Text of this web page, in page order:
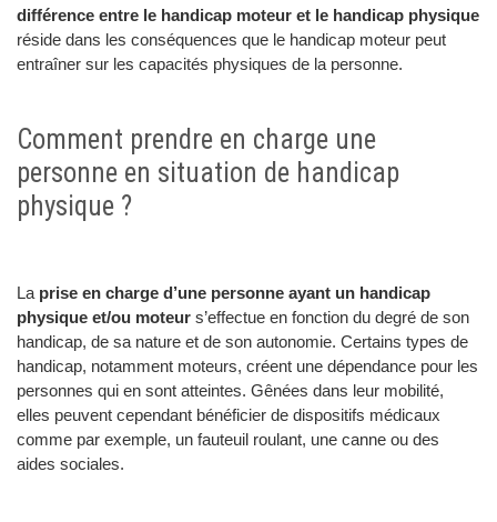
différence entre le handicap moteur et le handicap physique
réside dans les conséquences que le handicap moteur peut
entraîner sur les capacités physiques de la personne.
Comment prendre en charge une
personne en situation de handicap
physique ?
La prise en charge d’une personne ayant un handicap
physique et/ou moteur s’effectue en fonction du degré de son
handicap, de sa nature et de son autonomie. Certains types de
handicap, notamment moteurs, créent une dépendance pour les
personnes qui en sont atteintes. Gênées dans leur mobilité,
elles peuvent cependant bénéficier de dispositifs médicaux
comme par exemple, un fauteuil roulant, une canne ou des
aides sociales.